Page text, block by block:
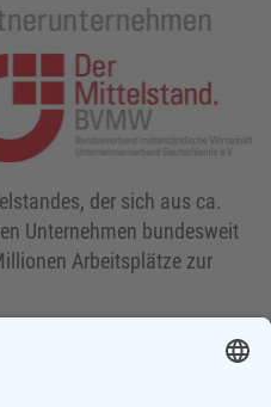
der sich aus ca.
Unternehmen bundesweit
Arbeitsplätze zur
Unternehmen der
freut sich Hepp-